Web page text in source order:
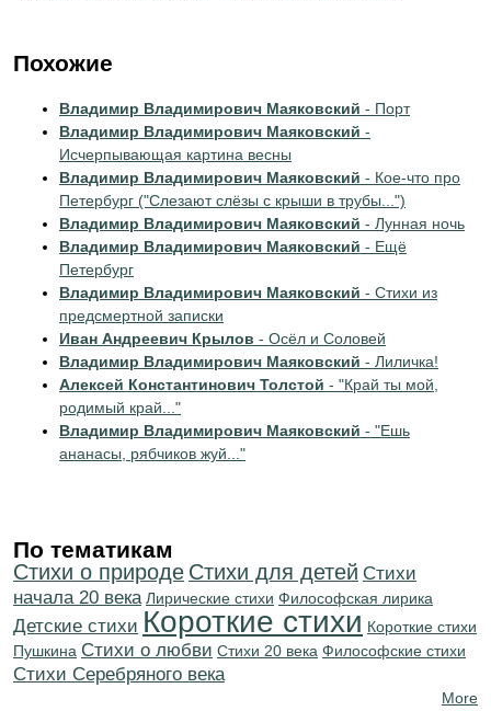
Похожие
Владимир Владимирович Маяковский - Порт
Владимир Владимирович Маяковский -
Исчерпывающая картина весны
Владимир Владимирович Маяковский - Кое-что про
Петербург ("Слезают слёзы с крыши в трубы...")
Владимир Владимирович Маяковский - Лунная ночь
Владимир Владимирович Маяковский - Ещё
Петербург
Владимир Владимирович Маяковский - Стихи из
предсмертной записки
Иван Андреевич Крылов - Осёл и Соловей
Владимир Владимирович Маяковский - Лиличка!
Алексей Константинович Толстой - "Край ты мой,
родимый край..."
Владимир Владимирович Маяковский - "Ешь
ананасы, рябчиков жуй..."
По тематикам
Стихи о природе Стихи для детей Cтихи
начала 20 века Лирические стихи Философская лирика
Детские стихи Короткие стихи Короткие стихи
Пушкина Стихи о любви Стихи 20 века Философские стихи
Cтихи Серебряного века
More